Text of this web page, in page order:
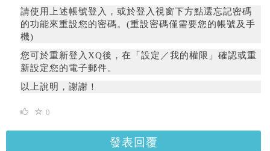
請使用上述帳號登入，或於登入視窗下方點選忘記密碼
的功能來重設您的密碼。(重設密碼僅需要您的帳號及手
機)
您可於重新登入XQ後，在「設定／我的權限」確認或重
新設定您的電子郵件。
以上說明，謝謝！
0
發表回覆